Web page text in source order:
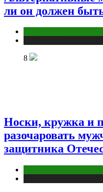
ли он должен
8
Носки, кружка и
разочаровать
защитника